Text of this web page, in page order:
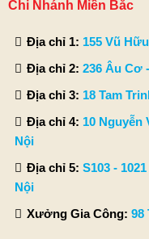
Chi Nhánh Miền Bắc
Địa chỉ 1: 155 Vũ
Địa chỉ 2: 236 Âu Cơ
Địa chỉ 3: 18 Tam
Địa chỉ 4: 10 Nguyễn
Nội
Địa chỉ 5: S103 -
Nội
Xưởng Gia Công: 98